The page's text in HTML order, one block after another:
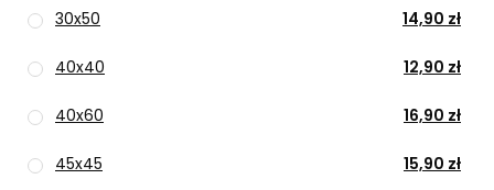
30x50 14,90 zł
40x40 12,90 zł
40x60 16,90 zł
45x45 15,90 zł